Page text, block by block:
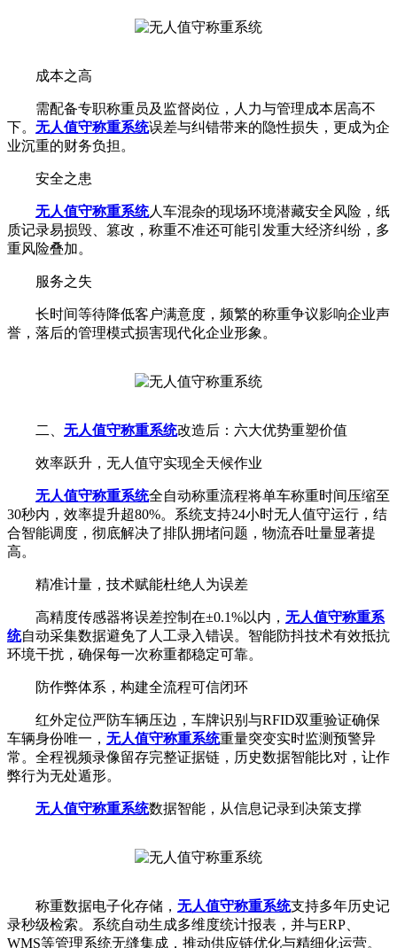
成本之高
需配备专职称重员及监督岗位，人力与管理成本居高不
下。 无人值守称重系统误差与纠错带来的隐性损失，更成为企
业沉重的财务负担。
安全之患
无人值守称重系统人车混杂的现场环境潜藏安全风险，纸
质记录易损毁、篡改，称重不准还可能引发重大经济纠纷，多
重风险叠加。
服务之失
长时间等待降低客户满意度，频繁的称重争议影响企业声
誉，落后的管理模式损害现代化企业形象。
二、 无人值守称重系统改造后：六大优势重塑价值
效率跃升，无人值守实现全天候作业
无人值守称重系统全自动称重流程将单车称重时间压缩至
30秒内，效率提升超80%。系统支持24小时无人值守运行，结
合智能调度，彻底解决了排队拥堵问题，物流吞吐量显著提
高。
精准计量，技术赋能杜绝人为误差
高精度传感器将误差控制在±0.1%以内， 无人值守称重系
统自动采集数据避免了人工录入错误。智能防抖技术有效抵抗
环境干扰，确保每一次称重都稳定可靠。
防作弊体系，构建全流程可信闭环
红外定位严防车辆压边，车牌识别与RFID双重验证确保
车辆身份唯一， 无人值守称重系统重量突变实时监测预警异
常。全程视频录像留存完整证据链，历史数据智能比对，让作
弊行为无处遁形。
无人值守称重系统数据智能，从信息记录到决策支撑
称重数据电子化存储， 无人值守称重系统支持多年历史记
录秒级检索。系统自动生成多维度统计报表，并与ERP、
WMS等管理系统无缝集成，推动供应链优化与精细化运营。